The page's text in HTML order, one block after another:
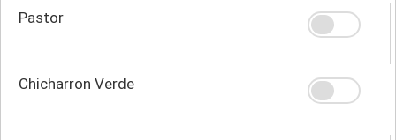
Pastor
Chicharron Verde